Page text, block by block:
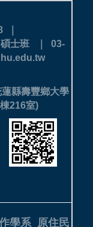
｜
碩士班 ｜ 03-
0202
縣壽豐鄉大學
216室)
學系 原住民